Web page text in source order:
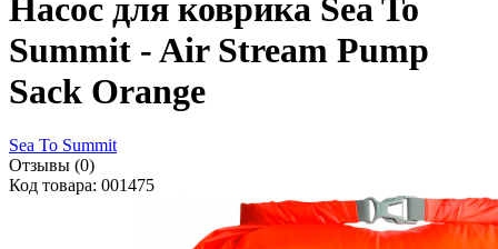
Насос для коврика Sea To
Summit - Air Stream Pump
Sack Orange
Sea To Summit
Отзывы (0)
Код товара: 001475